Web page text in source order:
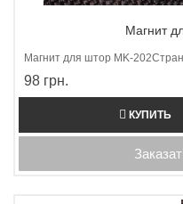
Магнит
Магнит для штор МK-
98 грн.
КУПИТЬ